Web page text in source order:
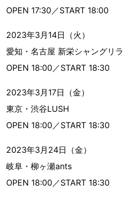
OPEN 17:30／START 18:00
2023年3月14日（火）
愛知・名古屋 新栄シャングリラ
OPEN 18:00／START 18:30
2023年3月17日（金）
東京・渋谷LUSH
OPEN 18:00／START 18:30
2023年3月24日（金）
岐阜・柳ヶ瀬ants
OPEN 18:00／START 18:30